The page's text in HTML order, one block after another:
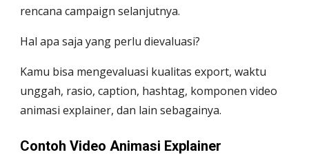
rencana campaign selanjutnya.
Hal apa saja yang perlu dievaluasi?
Kamu bisa mengevaluasi kualitas export, waktu
unggah, rasio, caption, hashtag, komponen video
animasi explainer, dan lain sebagainya.
Contoh Video Animasi Explainer